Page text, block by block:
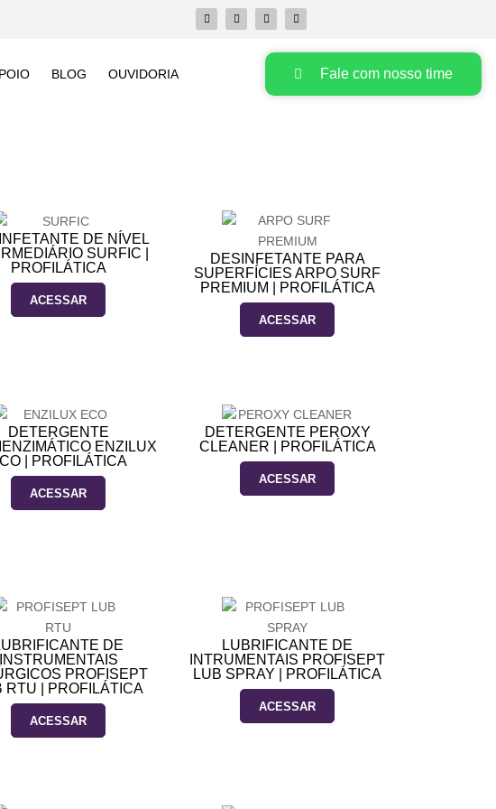
BLOG OUVIDORIA Fale com nosso time
DE NÍVEL
SURFIC |
PROFILÁTICA
ACESSAR
DESINFETANTE PARA
SUPERFÍCIES ARPO SURF
PREMIUM | PROFILÁTICA
ACESSAR
DETERGENTE
ENZILUX
| PROFILÁTICA
ACESSAR
DETERGENTE PEROXY
CLEANER | PROFILÁTICA
ACESSAR
DE
INSTRUMENTAIS
PROFISEPT
RTU | PROFILÁTICA
ACESSAR
LUBRIFICANTE DE
INTRUMENTAIS PROFISEPT
LUB SPRAY | PROFILÁTICA
ACESSAR